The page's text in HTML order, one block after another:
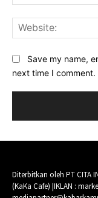
Save my name,
next time I comment.
Diterbitkan oleh PT CITA
(KaKa Cafe) |IKLAN :